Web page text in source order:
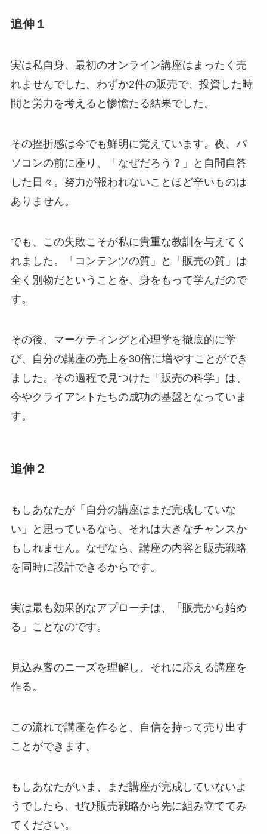
追伸１
実は私自身、最初のオンライン講座はまったく売
れませんでした。わずか2件の販売で、投資した時
間と労力を考えると惨憺たる結果でした。
その挫折感は今でも鮮明に覚えています。夜、パ
ソコンの前に座り、「なぜだろう？」と自問自答
した日々。努力が報われないことほど辛いものは
ありません。
でも、この失敗こそが私に貴重な教訓を与えてく
れました。「コンテンツの質」と「販売の質」は
全く別物だということを、身をもって学んだので
す。
その後、マーケティングと心理学を徹底的に学
び、自分の講座の売上を30倍に増やすことができ
ました。その過程で見つけた「販売の科学」は、
今やクライアントたちの成功の基盤となっていま
す。
追伸２
もしあなたが「自分の講座はまだ完成していな
い」と思っているなら、それは大きなチャンスか
もしれません。なぜなら、講座の内容と販売戦略
を同時に設計できるからです。
実は最も効果的なアプローチは、「販売から始め
る」ことなのです。
見込み客のニーズを理解し、それに応える講座を
作る。
この流れで講座を作ると、自信を持って売り出す
ことができます。
もしあなたがいま、まだ講座が完成していないよ
うでしたら、ぜひ販売戦略から先に組み立ててみ
てください。